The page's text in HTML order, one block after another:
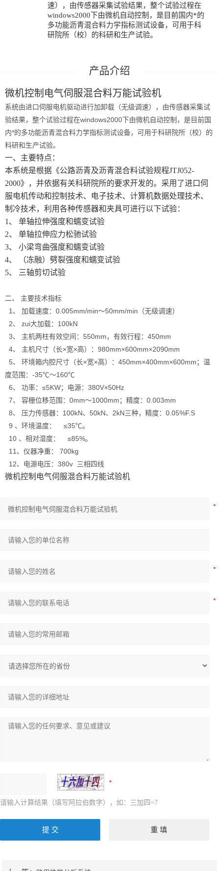
速），由传感器采集试验结果，整个试验过程在
windows2000下由微机自动控制，是目前国内*的
多功能沥青混合料力学指标测试设备，可用于科
研院所（校）的科研和生产试验。
微机控制电气伺服混合料万能试验机
系统由进口伺服电机驱动进行加卸载（无级调速），由传感器采集试
验结果，整个试验过程在windows2000下由微机自动控制，是目前国
内*的多功能沥青混合料力学指标测试设备，可用于科研院所（校）的
科研和生产试验。
一、主要特点：
本系统是根据《公路沥青及沥青混合料试验规程JTJ052-
2000》，并依据有关科研院所的要求开发的。采用了进口伺
服电机传动和控制技术、电子技术、计算机数据处理技术、
制冷技术，利用各种传感器和夹具可进行以下试验：
1、 单轴拉伸强度和蠕变试验
2、 单轴拉伸应力松驰试验
3、 小梁弯曲强度和蠕变试验
4、 （冻融）劈裂强度和蠕变试验
5、 三轴剪切试验
二、 主要技术指标
1、 加载速度：0.005mm/min～50mm/min（无级调速）
2、 zui大加载：100kN
3、 主机两柱有效空间：550mm，有效行程：450mm
4、 主机尺寸（长×宽×高）：980mm×600mm×2090mm
5、 环境箱内腔尺寸（长×宽×高）：450mm×400mm×600mm；温
度范围：-35℃～160℃
6、 功率：≤5KW；电源：380V×50Hz
7、 容栅位移范围：0mm～1000mm；精度：0.003mm
8、 压力传感器：100kN、50kN、2kN三种，精度：0.05%F.S
9 、环境温度： ≤35℃。
10 、相对湿度： ≤85%。
11、仪器净重： 700kg
12、电源电压：380v 三相四线
微机控制电气伺服混合料万能试验机
请输入计算结果（填写阿拉伯数字），如：三加四=7